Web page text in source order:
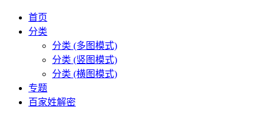
首页
分类
分类 (多图模式)
分类 (竖图模式)
分类 (横图模式)
专题
百家姓解密